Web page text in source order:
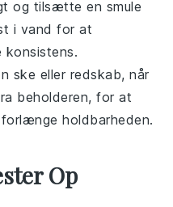
og tilsætte en smule
i vand for at
konsistens.
ske eller redskab, når
beholderen, for at
holdbarheden.
Op